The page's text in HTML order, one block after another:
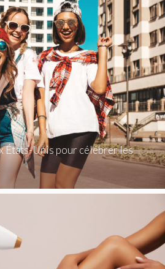
États-Unis pour célébrer les